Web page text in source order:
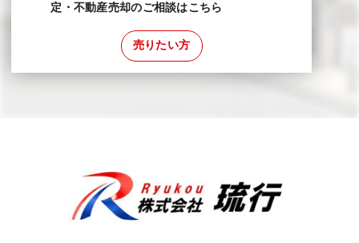
定・不動産売却のご相談はこちら
売りたい方